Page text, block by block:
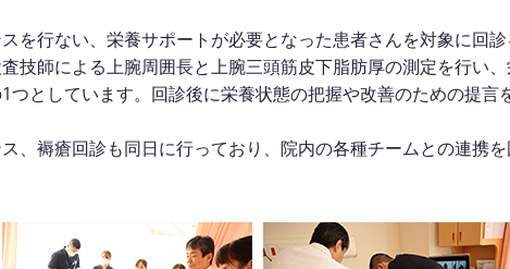
を行ない、栄養サポートが必要となった患者さんを対象に回
技師による上腕周囲長と上腕三頭筋皮下脂肪厚の測定を行い
つとしています。回診後に栄養状態の把握や改善のための提言
、褥瘡回診も同日に行っており、院内の各種チームとの連携